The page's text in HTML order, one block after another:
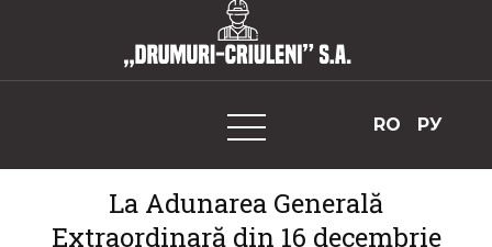
content
РУ
RO
„Drumuri-Criuleni” S.A.
La Adunarea Generală
Extraordinară din 16 decembrie